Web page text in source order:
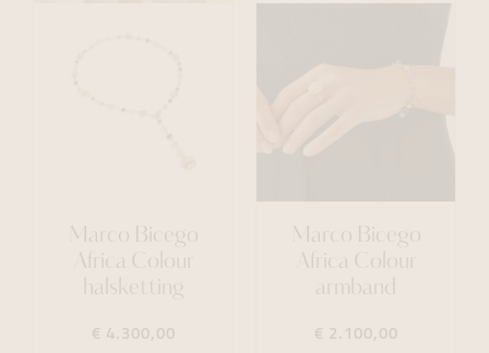
Marco Bicego
Africa Colour
halsketting
€ 4.300,00
Marco Bicego
Africa Colour
armband
€ 2.100,00